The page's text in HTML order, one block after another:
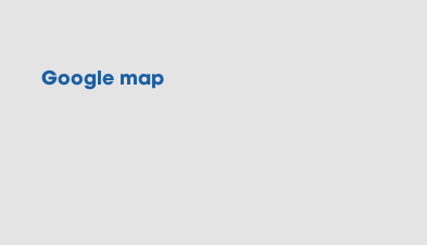
Google map